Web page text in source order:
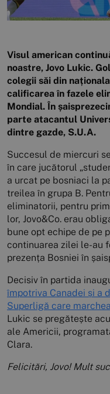
Visul american
noastre, Jovo Lukic.
colegii săi din
calificarea în fazele
Mondial. În
parte atacantul
dintre gazde, S.U.A.
Succesul de miercuri
în care jucătorul
a urcat pe bosniaci la
treilea în grupa B.
eliminatorii, pentru
lor, Jovo&Co. erau
bune opt echipe de pe
continuarea zilei le-au
prezența Bosniei în
Decisiv în partida
împotriva Canadei și a
Superligă care
Lukic se pregătește
ale Americii,
Clara.
Felicitări, Jovo! Mult